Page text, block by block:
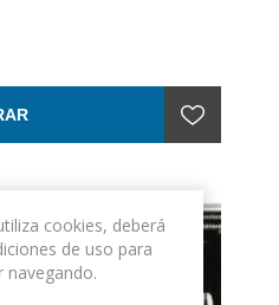
cookies, deberá
de uso para
navegando.